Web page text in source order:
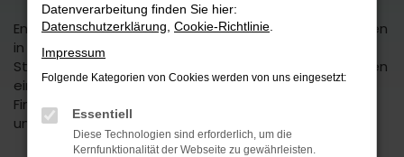
Entdecken Sie unsere vielfältige Auswahl an Fahrzeugen
in unserem umfangreichen Fuhrpark. Von kleinen
Stadtautos bis hin zu geräumigen SUVs bieten wir Ihnen
eine breite Palette an Fahrzeugmodellen und -typen.
Finden Sie das perfekte Fahrzeug für Ihre Bedürfnisse
und Vorlieben.
Datenverarbeitung finden Sie hier:
Datenschutzerklärung Cookie-Richtlinie
Impressum
Folgende Kategorien von Cookies werden von uns eingesetzt:
Essentiell
Diese Technologien sind erforderlich, um die
Kernfunktionalität der Webseite zu gewährleisten.